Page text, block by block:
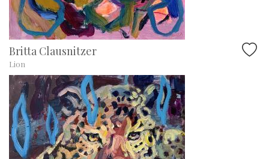
Britta Clausnitzer
Lion